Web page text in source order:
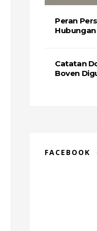
Peran
Catatan
Boven
FACEBOOK